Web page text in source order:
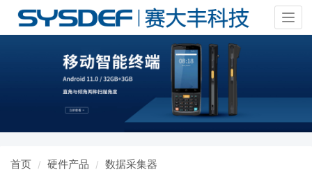
首页 硬件产品 数据采集器